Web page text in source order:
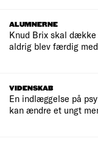
ALUMNERNE
Knud Brix skal
aldrig blev færdig med
VIDENSKAB
En indlæggelse på
kan ændre et ungt